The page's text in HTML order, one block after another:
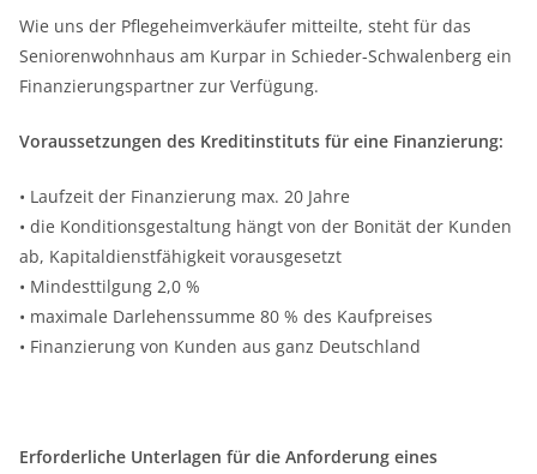
Wie uns der Pflegeheimverkäufer mitteilte, steht für das
Seniorenwohnhaus am Kurpar in Schieder-Schwalenberg ein
Finanzierungspartner zur Verfügung.
Voraussetzungen des Kreditinstituts für eine Finanzierung:
• Laufzeit der Finanzierung max. 20 Jahre
• die Konditionsgestaltung hängt von der Bonität der Kunden
ab, Kapitaldienstfähigkeit vorausgesetzt
• Mindesttilgung 2,0 %
• maximale Darlehenssumme 80 % des Kaufpreises
• Finanzierung von Kunden aus ganz Deutschland
Erforderliche Unterlagen für die Anforderung eines